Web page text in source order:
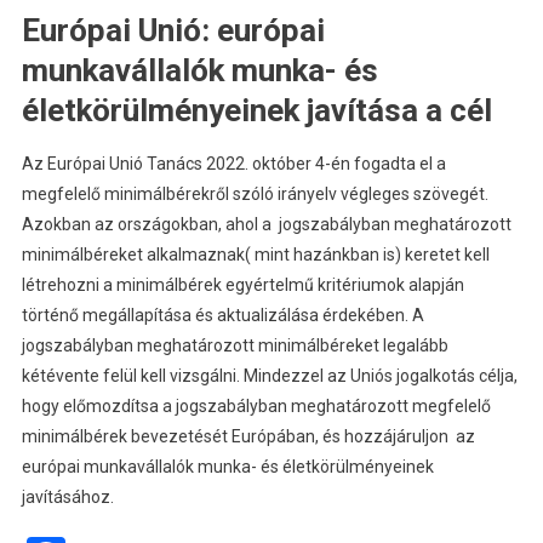
Európai Unió: európai
munkavállalók munka- és
életkörülményeinek javítása a cél
Az Európai Unió Tanács 2022. október 4-én fogadta el a
megfelelő minimálbérekről szóló irányelv végleges szövegét.
Azokban az országokban, ahol a jogszabályban meghatározott
minimálbéreket alkalmaznak( mint hazánkban is) keretet kell
létrehozni a minimálbérek egyértelmű kritériumok alapján
történő megállapítása és aktualizálása érdekében. A
jogszabályban meghatározott minimálbéreket legalább
kétévente felül kell vizsgálni. Mindezzel az Uniós jogalkotás célja,
hogy előmozdítsa a jogszabályban meghatározott megfelelő
minimálbérek bevezetését Európában, és hozzájáruljon az
európai munkavállalók munka- és életkörülményeinek
javításához.